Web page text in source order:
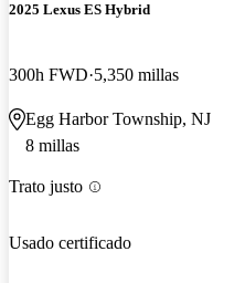
2025 Lexus ES Hybrid
300h FWD 5,350 millas
Egg Harbor Township, NJ
8 millas
Trato justo
Usado certificado